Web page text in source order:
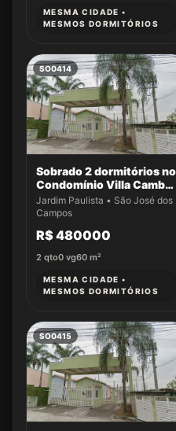
MESMA CIDADE •
MESMOS DORMITÓRIOS
SO0414
Sobrado 2 dormitórios no
Condomínio Villa Cambuí
- Casa 004
Jardim Paulista • São José dos
Campos
R$ 480000
2 qto0 vg60 m²
MESMA CIDADE •
MESMOS DORMITÓRIOS
SO0415